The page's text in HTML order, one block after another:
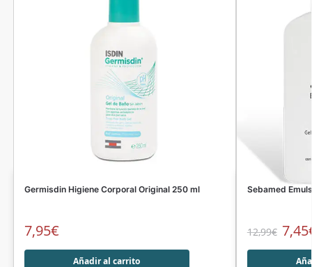
Germisdin Higiene Corporal Original 250 ml
7,95€
Añadir al carrito
Sebamed
12,99€ 7,45